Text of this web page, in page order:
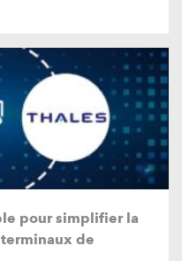
pour simplifier la
de